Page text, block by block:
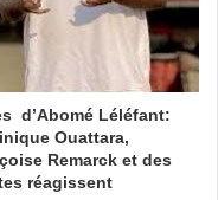
d’Abomé Léléfant:
Ouattara,
Remarck et des
réagissent